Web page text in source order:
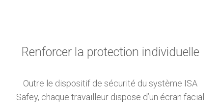
Renforcer la protection individuelle
Outre le dispositif de sécurité du système ISA
Safey, chaque travailleur dispose d’un écran facial